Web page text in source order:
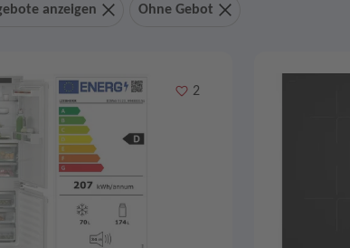
anzeigen Ohne Gebot
Merken
2